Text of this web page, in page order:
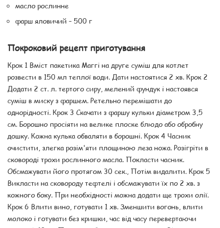
масло рослинне
фарш яловичий – 500 г
Покроковий рецепт приготування
Крок 1 Вміст пакетика Маггі на друге суміш для котлет
розвести в 150 мл теплої води. Дати настоятися 2 хв. Крок 2
Додати 2 ст. л. тертого сиру, мелений фундук і настоявся
суміш в миску з фаршем. Ретельно перемішати до
однорідності. Крок 3 Скачати з фаршу кульки діаметром 3,5
см. Борошно просіяти на велике плоске блюдо або обробну
дошку. Кожна кулька обваляти в борошні. Крок 4 Часник
очистити, злегка розім'яти площиною леза ножа. Розігріти в
сковороді трохи рослинного масла. Покласти часник.
Обсмажувати його протягом 30 сек., Потім видалити. Крок 5
Викласти на сковороду тефтелі і обсмажувати їх по 2 хв. з
кожного боку. При необхідності можна додати ще трохи олії.
Крок 6 Влити вино, готувати 1 хв. Зменшити вогонь, влити
молоко і готувати без кришки, час від часу перевертаючи